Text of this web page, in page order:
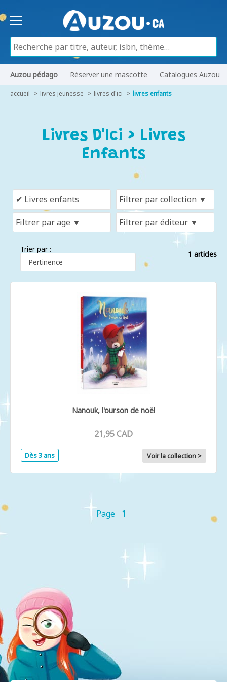
Auzou pédago Réserver une mascotte Catalogues Auzou
accueil livres jeunesse livres d'ici livres enfants
Livres D'Ici > Livres
Enfants
Trier par :
1 articles
Nanouk, l'ourson de noël
21,95 CAD
Dès 3 ans Voir la collection >
Page 1